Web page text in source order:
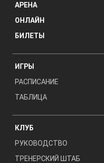
АРЕНА
ОНЛАЙН
БИЛЕТЫ
ИГРЫ
РАСПИСАНИЕ
ТАБЛИЦА
КЛУБ
РУКОВОДСТВО
ТРЕНЕРСКИЙ ШТАБ